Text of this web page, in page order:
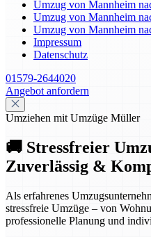
Umzug von Mannheim
Umzug von Mannheim
Umzug von Mannheim
Impressum
Datenschutz
01579-2644020
Angebot anfordern
Umziehen mit Umzüge Müller
🚚 Stressfreier
Zuverlässig &
Als erfahrenes
stressfreie Umzüge – von
professionelle Planung und